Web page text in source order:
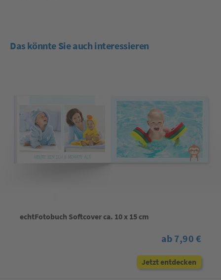
Das könnte Sie auch interessieren
echtFotobuch Softcover ca. 10 x 15 cm
ab 7,90 €
Jetzt entdecken